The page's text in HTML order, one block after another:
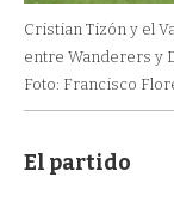
Cristian Tizón y el
entre Wanderers y
Foto: Francisco
El partido